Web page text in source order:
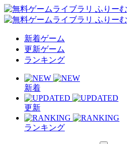
新着ゲーム
更新ゲーム
ランキング
新着
更新
ランキング